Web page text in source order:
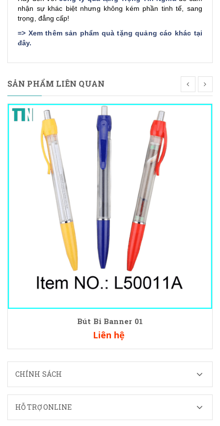
nhận sự khác biệt nhưng không kém phần tinh tế, sang
trọng, đẳng cấp!
=> Xem thêm sản phẩm quà tặng quảng cáo khác tại
đây.
SẢN PHẨM LIÊN QUAN
Bút Bi Banner 01
Liên hệ
CHÍNH SÁCH
HỖ TRỢ ONLINE